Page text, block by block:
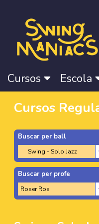
Cursos Escola
Cursos
Buscar per ball
Buscar per profe